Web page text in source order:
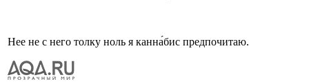
Нее не с него толку ноль я канна́бис предпочитаю.